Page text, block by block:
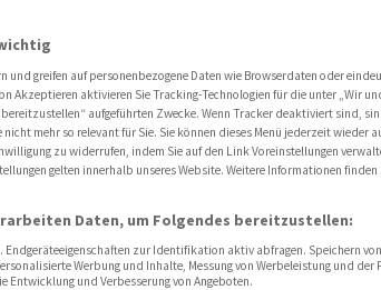
und greifen auf personenbezogene Daten wie Browserdaten oder
Akzeptieren aktivieren Sie Tracking-Technologien für die unter „Wir
aufgeführten Zwecke. Wenn Tracker deaktiviert sind,
mehr so relevant für Sie. Sie können dieses Menü jederzeit wieder
zu widerrufen, indem Sie auf den Link Voreinstellungen
gelten innerhalb unseres Website. Weitere Informationen finden
Daten, um Folgendes bereitzustellen:
Endgeräteeigenschaften zur Identifikation aktiv abfragen. Speichern
Werbung und Inhalte, Messung von Werbeleistung und der
Entwicklung und Verbesserung von Angeboten.